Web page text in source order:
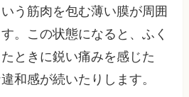
う筋肉を包む薄い膜が周囲
。この状態になると、ふく
ときに鋭い痛みを感じた
和感が続いたりします。